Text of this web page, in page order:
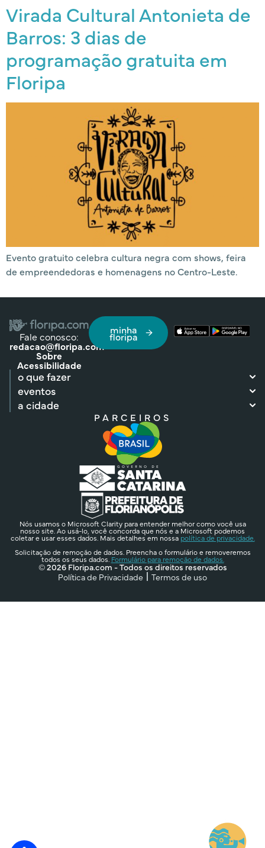
Virada Cultural Antonieta de
Barros: 3 dias de
programação gratuita em
Floripa
Evento gratuito celebra cultura negra com shows, feira
de empreendedoras e homenagens no Centro-Leste.
Fale conosco:
redacao@floripa.com
Sobre
Acessibilidade
minha
floripa
o que fazer
eventos
a cidade
PARCEIROS
Nós usamos o Microsoft Clarity para entender melhor como você usa
nosso site. Ao usá-lo, você concorda que nós e a Microsoft podemos
coletar e usar esses dados. Mais detalhes em nossa política de privacidade.
Solicitação de remoção de dados. Preencha o formulário e removeremos
todos os seus dados. Formulário para remoção de dados.
© 2026 Floripa.com - Todos os direitos reservados
Política de Privacidade
Termos de uso